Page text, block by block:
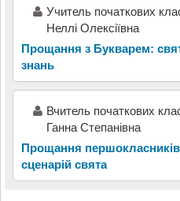
Учитель початкових
Неллі Олексіївна
Прощання з Букварем:
знань
Вчитель початкових
Ганна Степанівна
Прощання
сценарій свята